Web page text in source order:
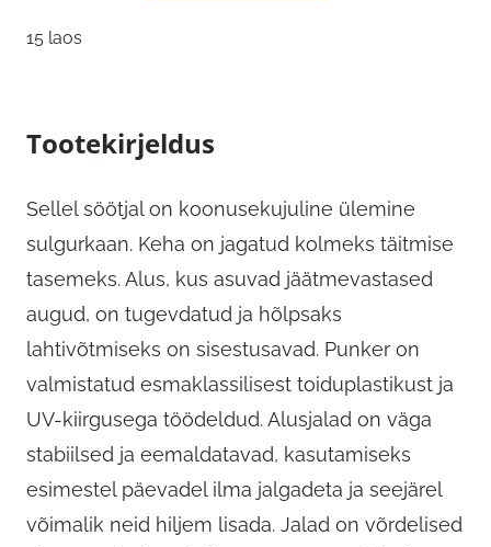
15 laos
Tootekirjeldus
Sellel söötjal on koonusekujuline ülemine
sulgurkaan. Keha on jagatud kolmeks täitmise
tasemeks. Alus, kus asuvad jäätmevastased
augud, on tugevdatud ja hõlpsaks
lahtivõtmiseks on sisestusavad. Punker on
valmistatud esmaklassilisest toiduplastikust ja
UV-kiirgusega töödeldud. Alusjalad on väga
stabiilsed ja eemaldatavad, kasutamiseks
esimestel päevadel ilma jalgadeta ja seejärel
võimalik neid hiljem lisada. Jalad on võrdelised